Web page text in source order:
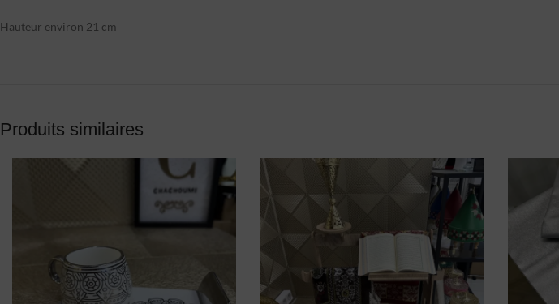
Hauteur environ 21 cm
Produits similaires